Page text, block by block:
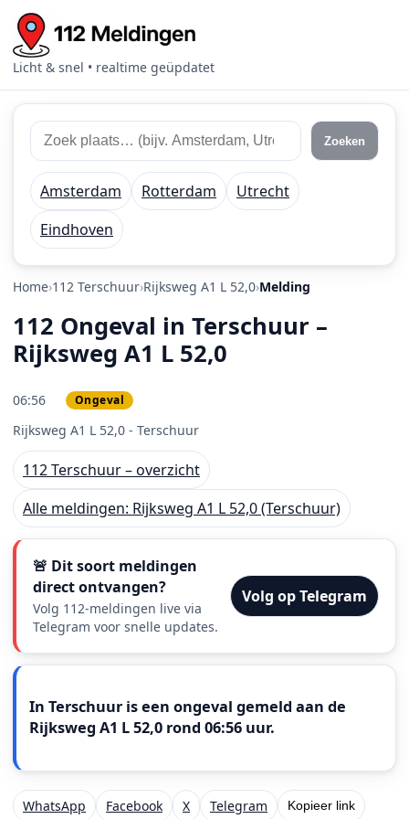
Licht & snel • realtime geüpdatet
Zoek 112 meldingen
Zoek plaats of regio Zoeken
Amsterdam Rotterdam
Utrecht
Eindhoven
Home 112 Terschuur Rijksweg A1 L 52,0 Melding
112 Ongeval in Terschuur –
Rijksweg A1 L 52,0
06:56 Ongeval
Rijksweg A1 L 52,0 - Terschuur
112 Terschuur – overzicht
Alle meldingen: Rijksweg A1 L 52,0 (Terschuur)
🚨 Dit soort meldingen
direct ontvangen?
Volg 112-meldingen live via
Telegram voor snelle updates.
Volg op Telegram
In Terschuur is een ongeval gemeld aan de
Rijksweg A1 L 52,0 rond 06:56 uur.
WhatsApp Facebook X Telegram Kopieer link